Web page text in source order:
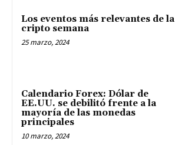
Los eventos más relevantes de la
cripto semana
25 marzo, 2024
Calendario Forex: Dólar de
EE.UU. se debilitó frente a la
mayoría de las monedas
principales
10 marzo, 2024